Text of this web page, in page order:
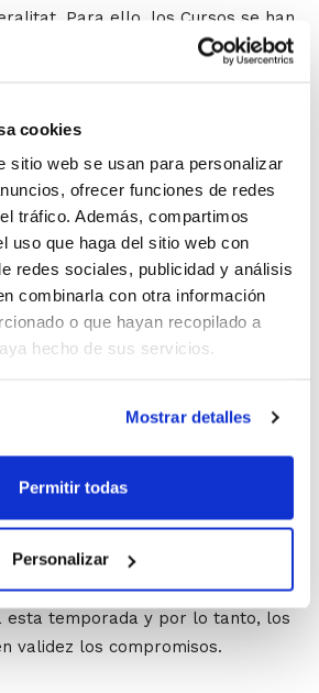
cookies
sitio web se usan para personalizar
ofrecer funciones de redes
tráfico. Además, compartimos
uso que haga del sitio web con
redes sociales, publicidad y análisis
combinarla con otra información
o que hayan recopilado a
hecho de sus servicios.
Mostrar detalles
Permitir todas
Personalizar
Para ello, los Cursos se han
lectiva y los contenidos que
Cursos de Entrenador:
Nivel 2 – Valencia.Formato
Nivel 2 – Alicante.Formato
Nivel 2 – Valencia.Formato
que hayan adquirido el
matricularse
12/13 se debe realizar la
siendo estos cursos que se
2013 los únicos e Nivel 2
esta temporada y por lo tanto, los
validez los compromisos.